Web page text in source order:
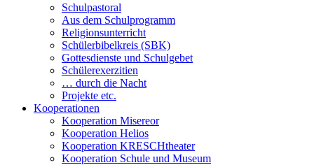
Schulpastoral
Aus dem Schulprogramm
Religionsunterricht
Schülerbibelkreis (SBK)
Gottesdienste und Schulgebet
Schülerexerzitien
… durch die Nacht
Projekte etc.
Kooperationen
Kooperation Misereor
Kooperation Helios
Kooperation KRESCHtheater
Kooperation Schule und Museum